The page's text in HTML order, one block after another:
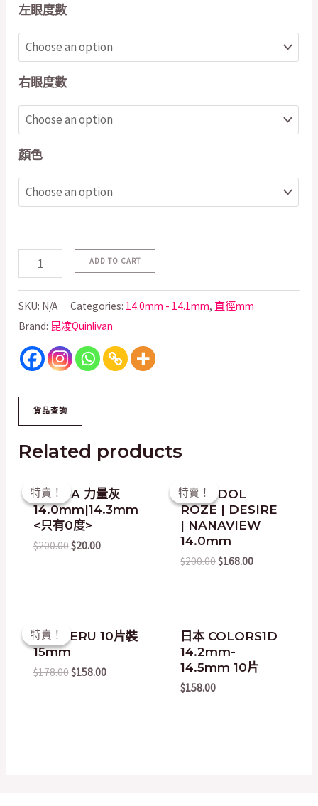
左眼度數
右眼度數
顏色
ADD TO CART
SKU: N/A Categories: 14.0mm - 14.1mm, 直徑mm
Brand: 昆凌Quinlivan
Related products
特賣！
特賣！
DUEBA 力量灰
14.0mm|14.3mm
<只有0度>
$200.00
price
was:
$200.00.
$20.00
price
is:
特賣！
特賣！
韓國 I-DOL
ROZE | DESIRE
| NANAVIEW
14.0mm
$200.00
price
was:
$200.00.
$168.00
is:
$168.00.
特賣！
特賣！
日本 ZERU 10片裝
15mm
$178.00
price
was:
$178.00.
$158.00
price
$158.00.
日本 COLORS1D
14.2mm-
14.5mm 10片
$158.00